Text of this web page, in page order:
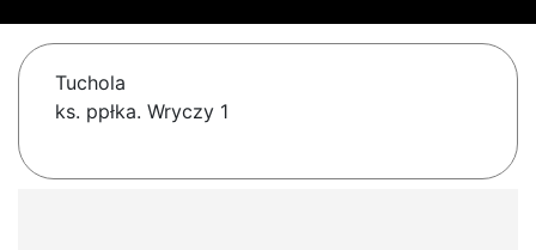
Tuchola
ks. ppłka. Wryczy 1